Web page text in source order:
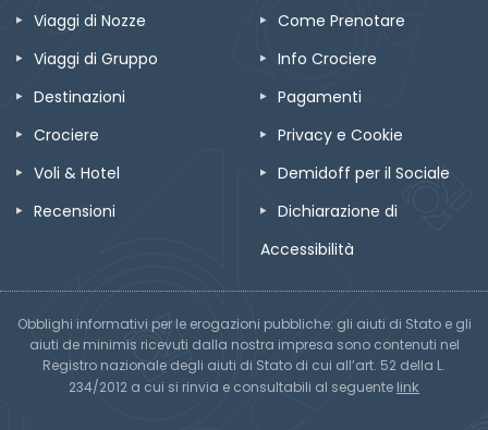
Viaggi di Nozze
Viaggi di Gruppo
Destinazioni
Crociere
Voli & Hotel
Recensioni
Come Prenotare
Info Crociere
Pagamenti
Privacy e Cookie
Demidoff per il Sociale
Dichiarazione di
Accessibilità
Obblighi informativi per le erogazioni pubbliche: gli aiuti di Stato e gli
aiuti de minimis ricevuti dalla nostra impresa sono contenuti nel
Registro nazionale degli aiuti di Stato di cui all’art. 52 della L.
234/2012 a cui si rinvia e consultabili al seguente link